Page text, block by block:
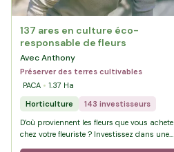
137 ares en culture éco-
responsable de fleurs
Avec Anthony
Préserver des terres cultivables
PACA
1.37 Ha
Horticulture
143 investisseurs
D’où proviennent les fleurs que vous
chez votre fleuriste ? Investissez dans une